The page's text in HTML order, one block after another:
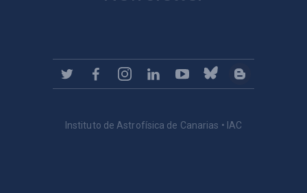
Instituto de Astrofísica de Canarias • IAC